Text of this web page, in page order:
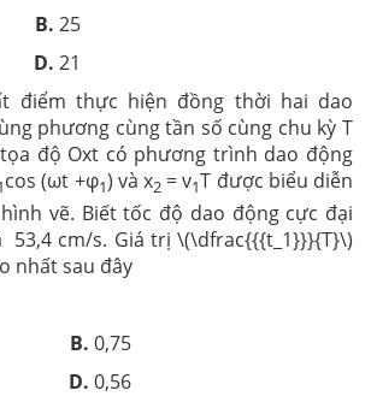
B. 25
D. 21
điểm thực hiện đồng thời hai dao
phương cùng tần số cùng chu kỳ T
độ Oxt có phương trình dao động
cos (ωt +φ1) và x2= v1T được biểu diễn
vẽ. Biết tốc độ dao động cực đại
53,4 cm/s. Giá trị \(\dfrac{{{t_1}}}{T}\)
nhất sau đây
B. 0,75
D. 0,56